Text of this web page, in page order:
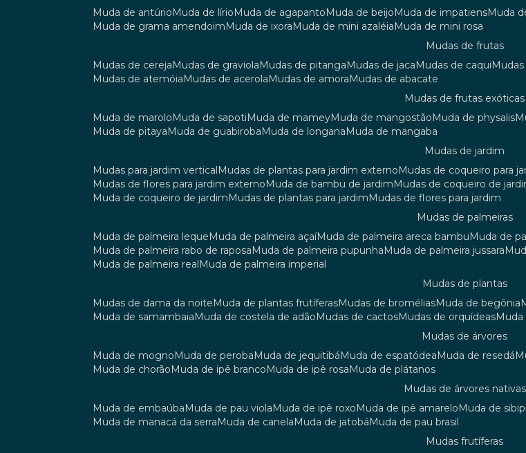
muda de antúrio
muda de lírio muda de agapanto muda de beijo muda de impatiens muda
muda de grama amendoim
muda de ixora muda de mini azaléia
muda de mini rosa
mudas de frutas
mudas de cereja
mudas de graviola mudas de pitanga mudas de jaca mudas de caqui
mudas de atemóia
mudas de acerola mudas de amora
mudas de abacate
mudas de frutas exóticas
muda de marolo
muda de sapoti muda de mamey muda de mangostão muda de physalis
muda de pitaya
muda de guabiroba muda de longana
muda de mangaba
mudas de jardim
mudas para jardim vertical
mudas de plantas para jardim externo mudas de coqueiro para
mudas de flores para jardim externo
muda de bambu de jardim mudas de coqueiro de
muda de coqueiro de jardim
mudas de plantas para jardim
mudas de flores para jardim
mudas de palmeiras
muda de palmeira leque
muda de palmeira açaí muda de palmeira areca bambu muda de
muda de palmeira rabo de raposa
muda de palmeira pupunha muda de palmeira jussara
muda de palmeira real
muda de palmeira imperial
mudas de plantas
mudas de dama da noite
muda de plantas frutíferas mudas de bromélias muda de begônia
muda de samambaia
muda de costela de adão mudas de cactos mudas de orquídeas
mudas de árvores
muda de mogno
muda de peroba muda de jequitibá muda de espatódea muda de resedá
muda de chorão
muda de ipê branco muda de ipê rosa
muda de plátanos
mudas de árvores nativas
muda de embaúba
muda de pau viola muda de ipê roxo muda de ipê amarelo muda de
muda de manacá da serra
muda de canela muda de jatobá
muda de pau brasil
mudas frutíferas